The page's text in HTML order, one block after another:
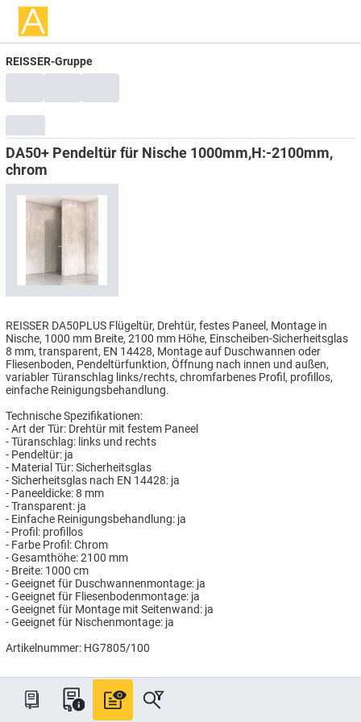
REISSER-Gruppe
DA50+ Pendeltür für Nische 1000mm,H:-2100mm,
chrom
REISSER DA50PLUS Flügeltür, Drehtür, festes Paneel, Montage in
Nische, 1000 mm Breite, 2100 mm Höhe, Einscheiben-Sicherheitsglas
8 mm, transparent, EN 14428, Montage auf Duschwannen oder
Fliesenboden, Pendeltürfunktion, Öffnung nach innen und außen,
variabler Türanschlag links/rechts, chromfarbenes Profil, profillos,
einfache Reinigungsbehandlung.
Technische Spezifikationen:
- Art der Tür: Drehtür mit festem Paneel
- Türanschlag: links und rechts
- Pendeltür: ja
- Material Tür: Sicherheitsglas
- Sicherheitsglas nach EN 14428: ja
- Paneeldicke: 8 mm
- Transparent: ja
- Einfache Reinigungsbehandlung: ja
- Profil: profillos
- Farbe Profil: Chrom
- Gesamthöhe: 2100 mm
- Breite: 1000 cm
- Geeignet für Duschwannenmontage: ja
- Geeignet für Fliesenbodenmontage: ja
- Geeignet für Montage mit Seitenwand: ja
- Geeignet für Nischenmontage: ja
Artikelnummer: HG7805/100